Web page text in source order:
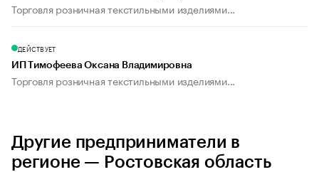
Торговля розничная текстильными изделиями...
ДЕЙСТВУЕТ
ИП Тимофеева Оксана Владимировна
Торговля розничная текстильными изделиями...
Другие предприниматели в
регионе — Ростовская область